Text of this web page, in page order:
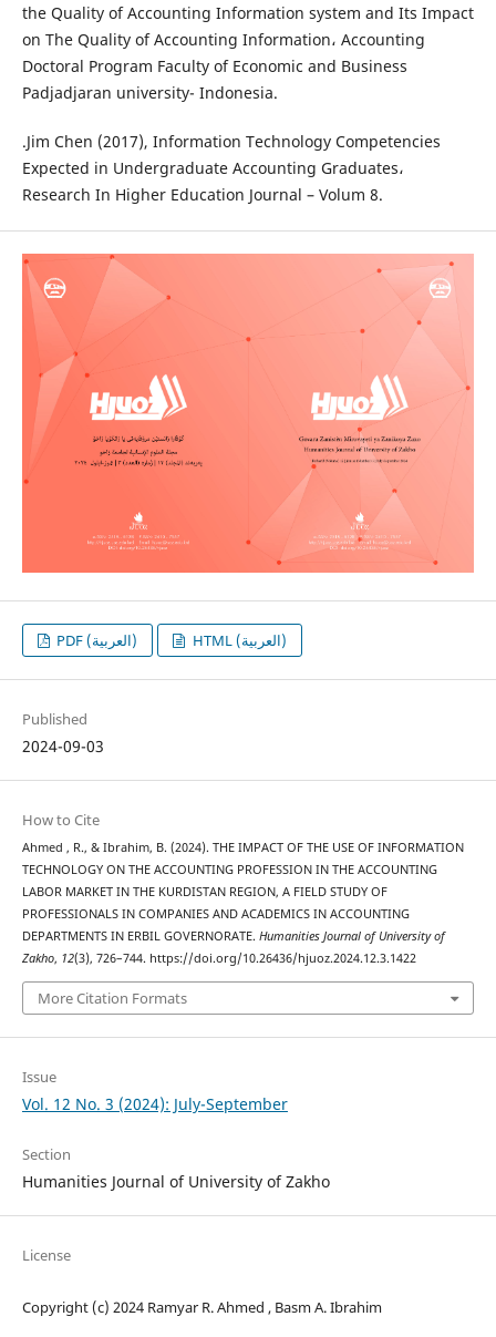
the Quality of Accounting Information system and Its Impact
on The Quality of Accounting Information، Accounting
Doctoral Program Faculty of Economic and Business
Padjadjaran university- Indonesia.
.Jim Chen (2017), Information Technology Competencies
Expected in Undergraduate Accounting Graduates،
Research In Higher Education Journal – Volum 8.
PDF (العربية) HTML (العربية)
Published
2024-09-03
How to Cite
Ahmed , R., & Ibrahim, B. (2024). THE IMPACT OF THE USE OF INFORMATION
TECHNOLOGY ON THE ACCOUNTING PROFESSION IN THE ACCOUNTING
LABOR MARKET IN THE KURDISTAN REGION, A FIELD STUDY OF
PROFESSIONALS IN COMPANIES AND ACADEMICS IN ACCOUNTING
DEPARTMENTS IN ERBIL GOVERNORATE. Humanities Journal of University of
Zakho, 12(3), 726–744. https://doi.org/10.26436/hjuoz.2024.12.3.1422
More Citation Formats
Issue
Vol. 12 No. 3 (2024): July-September
Section
Humanities Journal of University of Zakho
License
Copyright (c) 2024 Ramyar R. Ahmed , Basm A. Ibrahim